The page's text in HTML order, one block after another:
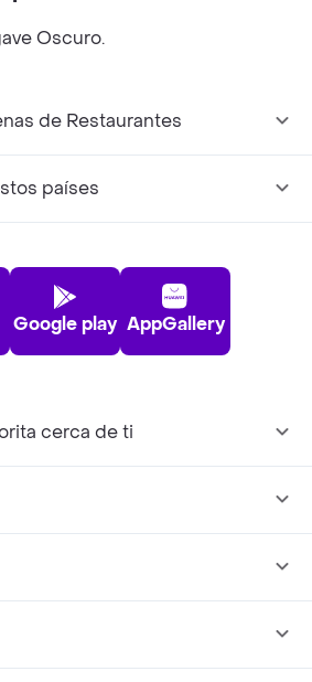
Oscuro.
de Restaurantes
países
Google play AppGallery
cerca de ti